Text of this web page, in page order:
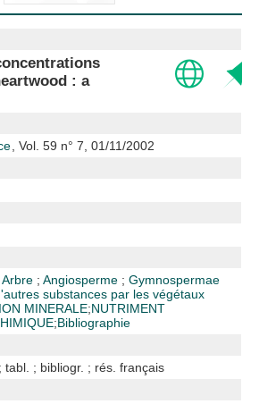
: a
, Vol. 59 n° 7, 01/11/2002
Arbre ;Angiosperme ;Gymnospermae
substances par les végétaux
MINERALE;NUTRIMENT
;Bibliographie
; bibliogr. ; rés. français